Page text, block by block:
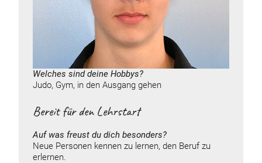
Welches sind deine Hobbys?
Judo, Gym, in den Ausgang gehen
Bereit für den Lehrstart
Auf was freust du dich besonders?
Neue Personen kennen zu lernen, den Beruf zu
erlernen.